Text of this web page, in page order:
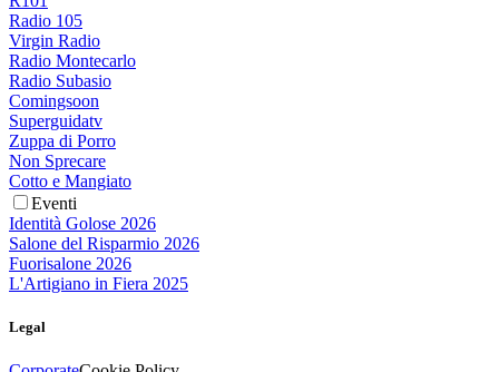
Radio 105
Virgin Radio
Radio Montecarlo
Radio Subasio
Comingsoon
Superguidatv
Zuppa di Porro
Non Sprecare
Cotto e Mangiato
Eventi
Identità Golose 2026
Salone del Risparmio 2026
Fuorisalone 2026
L'Artigiano in Fiera 2025
Legal